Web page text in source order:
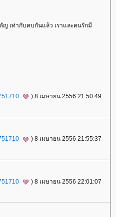
เท่ากับคบกันแล้ว เราและคนรักมี
) 8 เมษายน 2556 21:50:49
) 8 เมษายน 2556 21:55:37
) 8 เมษายน 2556 22:01:07